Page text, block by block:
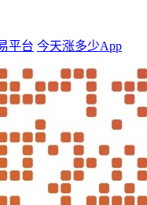
平台 今天涨多少App